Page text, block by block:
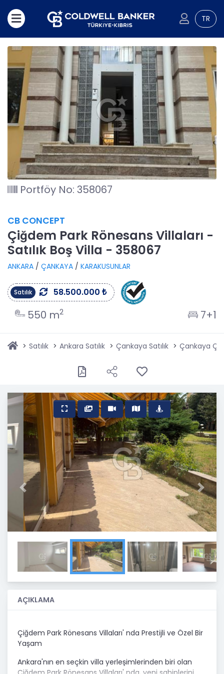
TR
Portföy No: 358067
CB CONCEPT
Çiğdem Park Rönesans Villaları -
Satılık Boş Villa - 358067
ANKARA / ÇANKAYA / KARAKUSUNLAR
Satılık 58.500.000 ₺
550 m2 7+1
Satılık Ankara Satılık Çankaya Satılık Çankaya
Previous Next
AÇIKLAMA
Çiğdem Park Rönesans Villaları' nda Prestijli ve Özel Bir
Yaşam
Ankara'nın en seçkin villa yerleşimlerinden biri olan